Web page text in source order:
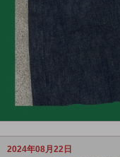
2024年08月22日